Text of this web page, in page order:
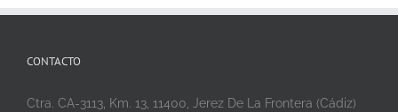
CONTACTO
Ctra. CA-3113, Km. 13, 11400, Jerez De La Frontera (Cádiz)